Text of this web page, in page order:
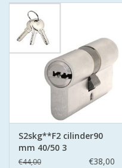
S2skg**F2 cilinder90
mm 40/50 3
keersleutels
€44,00 €38,00